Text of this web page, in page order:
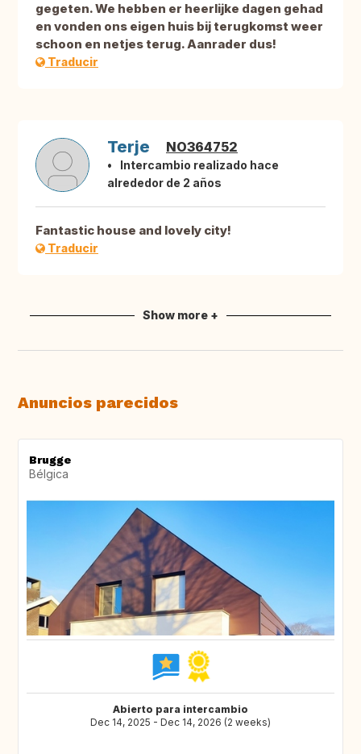
gegeten. We hebben er heerlijke dagen gehad
en vonden ons eigen huis bij terugkomst weer
schoon en netjes terug. Aanrader dus!
Traducir
Terje NO364752
Intercambio realizado hace
alrededor de 2 años
Fantastic house and lovely city!
Traducir
Show more +
Anuncios parecidos
Brugge
Bélgica
Abierto para intercambio
Dec 14, 2025 - Dec 14, 2026 (2 weeks)